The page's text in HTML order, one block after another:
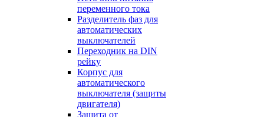
переменного тока
Разделитель фаз для
автоматических
выключателей
Переходник на DIN
рейку
Корпус для
автоматического
выключателя (защиты
двигателя)
Защита от